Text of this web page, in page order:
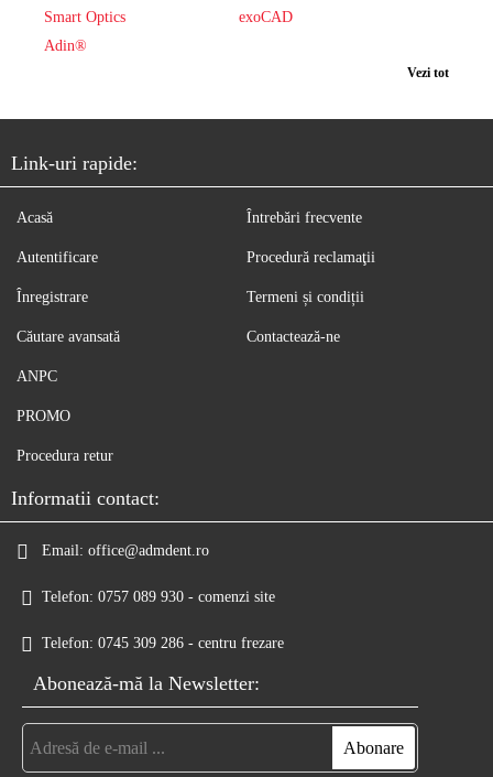
Smart Optics
exoCAD
Adin®
Vezi tot
Link-uri rapide:
Acasă
Autentificare
Înregistrare
Căutare avansată
Întrebări frecvente
Procedură reclamaţii
Termeni și condiții
Contactează-ne
ANPC
PROMO
Procedura retur
Informatii contact:
Email: office@admdent.ro
Telefon: 0757 089 930 - comenzi site
Telefon: 0745 309 286 - centru frezare
Abonează-mă la Newsletter: